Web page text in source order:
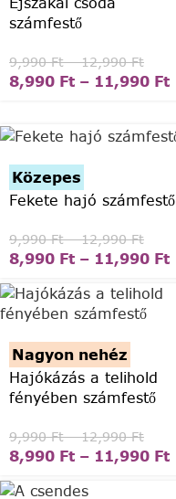
számfestő
9,990Ft – 12,990Ft
8,990 Ft – 11,990 Ft
Közepes
Fekete hajó számfestő
9,990Ft – 12,990Ft
8,990 Ft – 11,990 Ft
Nagyon nehéz
Hajókázás a telihold
fényében számfestő
9,990Ft – 12,990Ft
8,990 Ft – 11,990 Ft